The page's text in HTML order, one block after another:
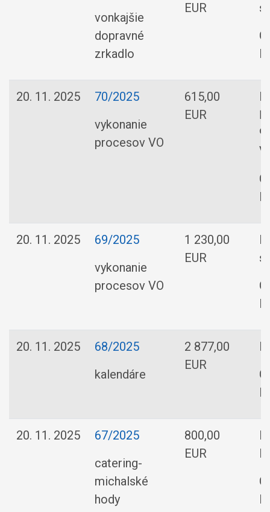
vonkajšie
dopravné
zrkadlo
EUR
20. 11. 2025
70/2025
vykonanie
procesov VO
615,00
EUR
20. 11. 2025
69/2025
vykonanie
procesov VO
1 230,00
EUR
20. 11. 2025
68/2025
kalendáre
2 877,00
EUR
20. 11. 2025
67/2025
catering-
michalské
hody
800,00
EUR